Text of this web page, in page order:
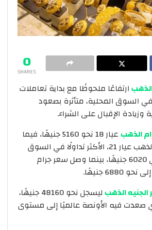
0
SHARES
ارتفاعًا ملحوظًا مع بداية تعاملات
السوق المحلية، متأثرة بصعود
وزيادة الإقبال على الشراء.
الذهب
عيار 18 نحو 5160 جنيهًا، فيما
بلغ سعر جرام الذهب عيار 21، الأكثر تداولًا في السوق
المصرية، حوالي 6020 جنيهًا، بينما وصل سعر جرام
الذهب
ليسجل نحو 48160 جنيهًا،
صعدت فيه الأونصة عالميًا إلى مستوى